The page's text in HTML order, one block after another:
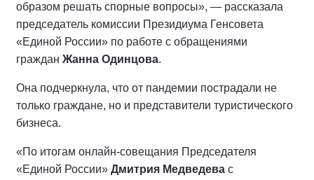
образом решать спорные вопросы», — рассказала
председатель комиссии Президиума Генсовета
«Единой России» по работе с обращениями
граждан Жанна Одинцова.
Она подчеркнула, что от пандемии пострадали не
только граждане, но и представители туристического
бизнеса.
«По итогам онлайн-совещания Председателя
«Единой России» Дмитрия Медведева с